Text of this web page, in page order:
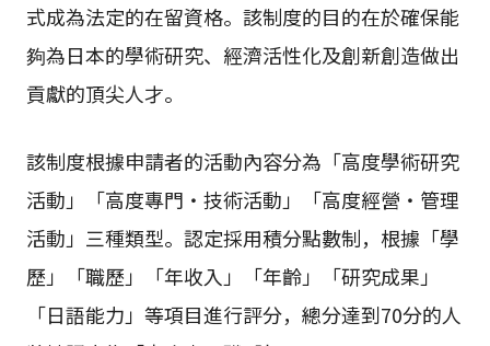
式成為法定的在留資格。該制度的目的在於確保能
夠為日本的學術研究、經濟活性化及創新創造做出
貢獻的頂尖人才。
該制度根據申請者的活動內容分為「高度學術研究
活動」「高度專門・技術活動」「高度經營・管理
活動」三種類型。認定採用積分點數制，根據「學
歷」「職歷」「年收入」「年齡」「研究成果」
「日語能力」等項目進行評分，總分達到70分的人